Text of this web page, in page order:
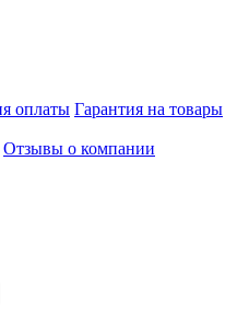
оплаты Гарантия на товары
Отзывы о компании